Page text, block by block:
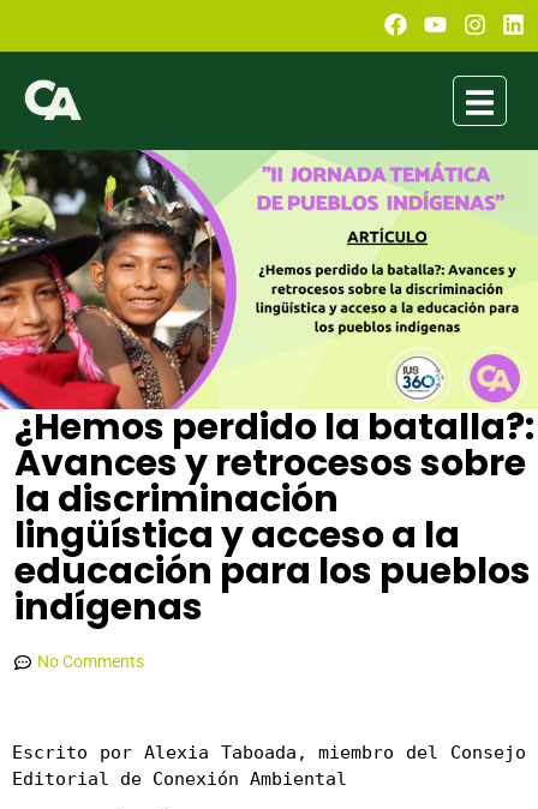
¿Hemos perdido la batalla?:
Avances y retrocesos sobre
la discriminación
lingüística y acceso a la
educación para los pueblos
indígenas
No Comments
Escrito por Alexia Taboada, miembro del Consejo
Editorial de Conexión Ambiental